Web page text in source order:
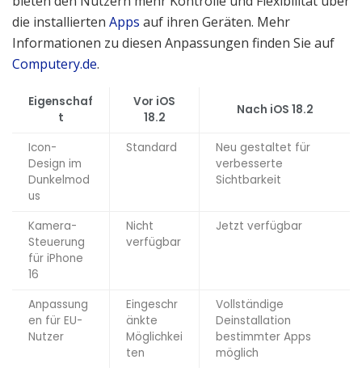
die installierten Apps auf ihren Geräten. Mehr
Informationen zu diesen Anpassungen finden Sie auf
Computery.de.
Eigenschaf
t
Vor iOS
18.2
Nach iOS 18.2
Icon-
Design im
Dunkelmod
us
Standard
Neu gestaltet für
verbesserte
Sichtbarkeit
Kamera-
Steuerung
für iPhone
16
Nicht
verfügbar
Jetzt verfügbar
Anpassung
en für EU-
Nutzer
Eingeschr
änkte
Möglichkei
ten
Vollständige
Deinstallation
bestimmter Apps
möglich